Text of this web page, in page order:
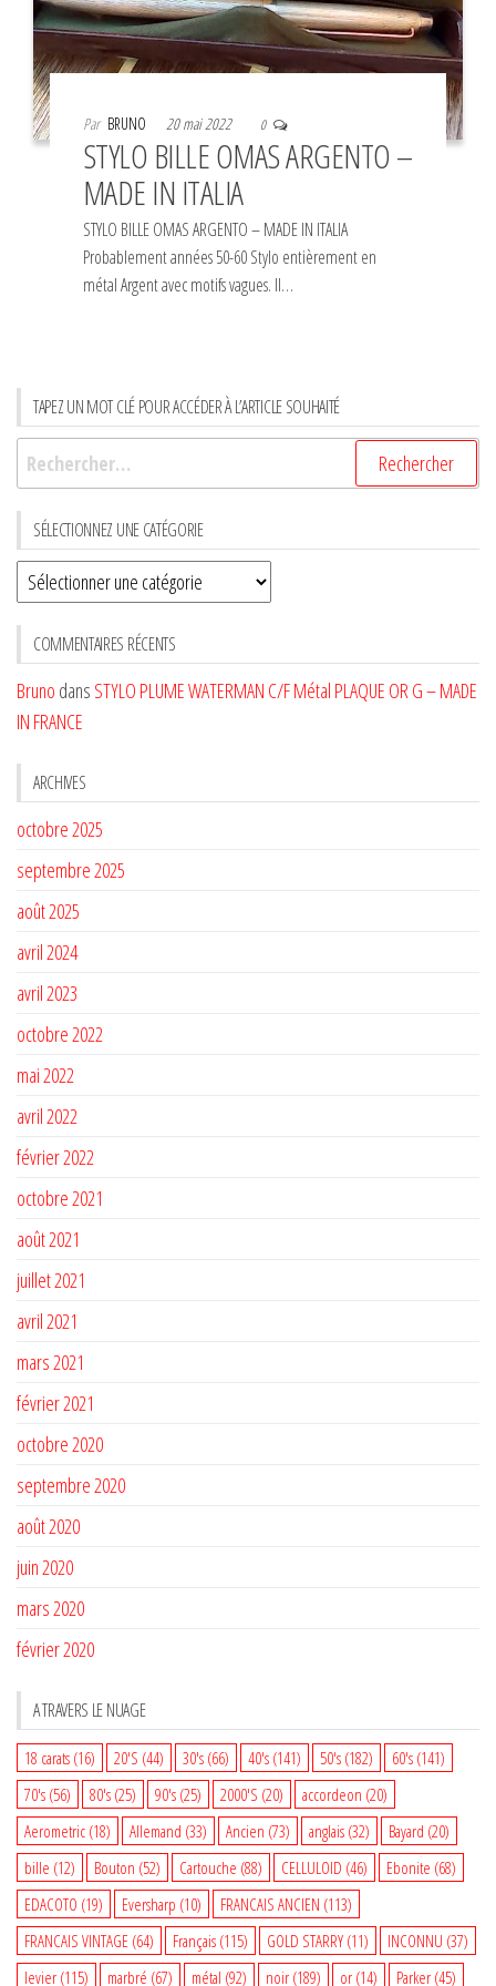
Par BRUNO 20 mai 2022 0
STYLO BILLE OMAS ARGENTO –
MADE IN ITALIA
STYLO BILLE OMAS ARGENTO – MADE IN ITALIA
Probablement années 50-60 Stylo entièrement en
métal Argent avec motifs vagues. Il…
TAPEZ UN MOT CLÉ POUR ACCÉDER À L’ARTICLE SOUHAITÉ
Rechercher :
SÉLECTIONNEZ UNE CATÉGORIE
Sélectionnez
une
CATÉGORIE
COMMENTAIRES RÉCENTS
Bruno dans STYLO PLUME WATERMAN C/F Métal PLAQUE OR G – MADE
IN FRANCE
ARCHIVES
octobre 2025
septembre 2025
août 2025
avril 2024
avril 2023
octobre 2022
mai 2022
avril 2022
février 2022
octobre 2021
août 2021
juillet 2021
avril 2021
mars 2021
février 2021
octobre 2020
septembre 2020
août 2020
juin 2020
mars 2020
février 2020
A TRAVERS LE NUAGE
18 carats (16) 20'S (44) 30's (66) 40's (141) 50's (182) 60's (141)
70's (56) 80's (25) 90's (25) 2000'S (20) accordeon (20)
Aerometric (18) Allemand (33) Ancien (73) anglais (32) Bayard (20)
bille (12) Bouton (52) Cartouche (88) CELLULOID (46) Ebonite (68)
EDACOTO (19) Eversharp (10) FRANCAIS ANCIEN (113)
FRANCAIS VINTAGE (64) Français (115) GOLD STARRY (11) INCONNU (37)
levier (115) marbré (67) métal (92) noir (189) or (14) Parker (45)